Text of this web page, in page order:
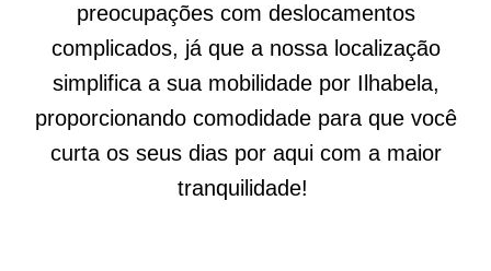
preocupações com deslocamentos
complicados, já que a nossa localização
simplifica a sua mobilidade por Ilhabela,
proporcionando comodidade para que você
curta os seus dias por aqui com a maior
tranquilidade!